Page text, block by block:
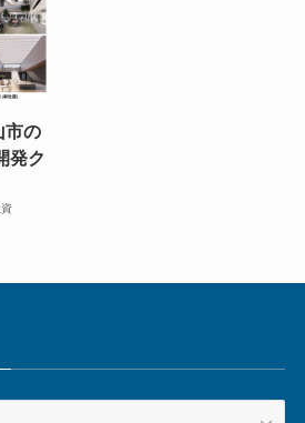
市の
発ク